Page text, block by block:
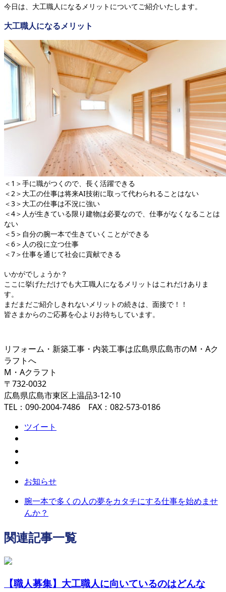
今日は、大工職人になるメリットについてご紹介いたします。
大工職人になるメリット
＜1＞手に職がつくので、長く活躍できる
＜2＞大工の仕事は将来AI技術に取って代わられることはない
＜3＞大工の仕事は不況に強い
＜4＞人が生きている限り建物は必要なので、仕事がなくなることは
ない
＜5＞自分の腕一本で生きていくことができる
＜6＞人の役に立つ仕事
＜7＞仕事を通じて社会に貢献できる
いかがでしょうか？
ここに挙げただけでも大工職人になるメリットはこれだけありま
す。
まだまだご紹介しきれないメリットの続きは、面接で！！
皆さまからのご応募を心よりお待ちしています。
リフォーム・新築工事・内装工事は広島県広島市のM・Aク
ラフトへ
M・Aクラフト
〒732-0032
広島県広島市東区上温品3-12-10
TEL：090-2004-7486 FAX：082-573-0186
ツイート
お知らせ
腕一本で多くの人の夢をカタチにする仕事を始めませ
んか？
関連記事一覧
【職人募集】大工職人に向いているのはどんな